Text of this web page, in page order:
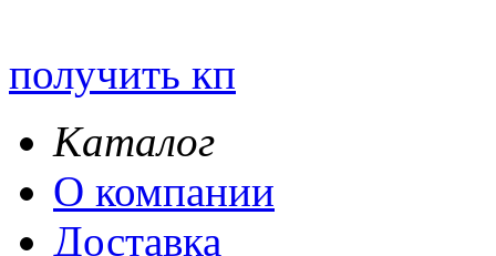
получить кп
Каталог
О компании
Доставка